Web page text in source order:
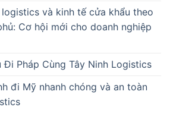
và kinh tế cửa khẩu theo
Cơ hội mới cho doanh nghiệp
Đi Pháp Cùng Tây Ninh Logistics
đi Mỹ nhanh chóng và an toàn